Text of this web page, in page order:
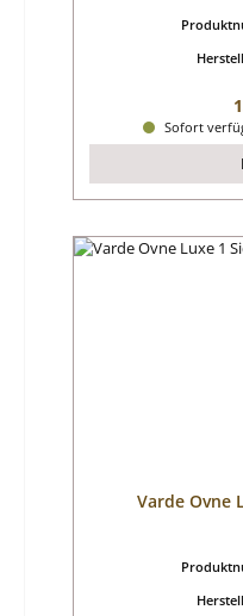
Sofort
Varde Ovne